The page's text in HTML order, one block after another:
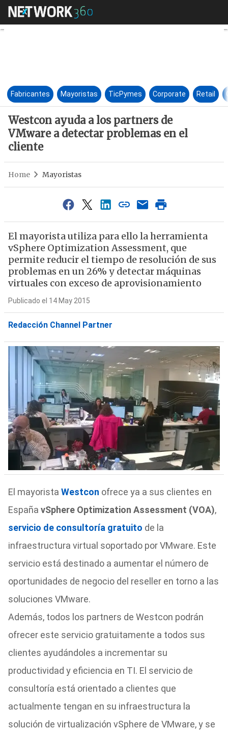
Westcon ayuda a los
Fabricantes Mayoristas TicPymes Corporate Retail
Westcon ayuda a los partners de
VMware a detectar problemas en el
cliente
Home Mayoristas
El mayorista utiliza para ello la herramienta
vSphere Optimization Assessment, que
permite reducir el tiempo de resolución de sus
problemas en un 26% y detectar máquinas
virtuales con exceso de aprovisionamiento
Publicado el 14 May 2015
Redacción Channel Partner
El mayorista Westcon ofrece ya a sus clientes en
España vSphere Optimization Assessment (VOA),
servicio de consultoría gratuito de la
infraestructura virtual soportado por VMware. Este
servicio está destinado a aumentar el número de
oportunidades de negocio del reseller en torno a las
soluciones VMware.
Además, todos los partners de Westcon podrán
ofrecer este servicio gratuitamente a todos sus
clientes ayudándoles a incrementar su
productividad y eficiencia en TI. El servicio de
consultoría está orientado a clientes que
actualmente tengan en su infraestructura la
solución de virtualización vSphere de VMware, y se